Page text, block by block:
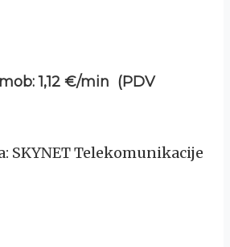
1,12 €/min (PDV
SKYNET Telekomunikacije